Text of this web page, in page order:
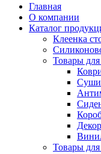
Главная
О компании
Каталог
Клеенка
Товары
Товары